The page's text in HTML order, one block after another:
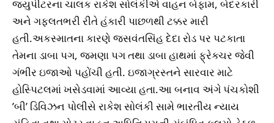
જ્યુપીટરના ચાલક રાકેશ સોલંકીએ વાહન બેફામ, બેદરકારી
અને ગફલતભરી રીતે હંકારી પાછળથી ટક્કર મારી
હતી.અકસ્માતના કારણે જસવંતસિંહ દેદા રોડ પર પટકાતા
તેમના ડાબા પગ, જમણા પગ તથા ડાબા હાથમાં ફ્રેક્ચર જેવી
ગંભીર ઇજાઓ પહોંચી હતી. ઇજાગ્રસ્તને સારવાર માટે
હોસ્પિટલમાં ખસેડવામાં આવ્યા હતા.આ બનાવ અંગે પંચકોશી
’બી’ ડિવિઝન પોલીસે રાકેશ સોલંકી સામે ભારતીય ન્યાય